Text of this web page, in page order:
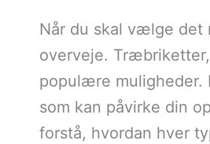
Når du skal vælge
overveje.
populære muligheder.
som kan påvirke din
forstå, hvordan hver